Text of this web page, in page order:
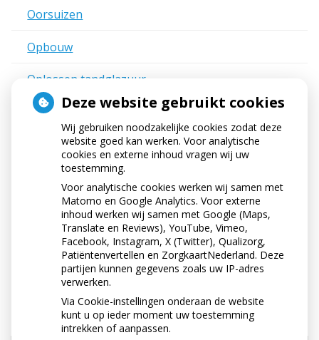
Oorsuizen
Opbouw
Oplossen tandglazuur
Opzetborstelkop
Orthodontie
Orthodontist
Ouderen
Overgeven
Overgevoeligheid
Overkappingsprothese
Deze website gebruikt cookies
Wij gebruiken noodzakelijke cookies zodat deze
website goed kan werken. Voor analytische
cookies en externe inhoud vragen wij uw
toestemming.
Voor analytische cookies werken wij samen met
Matomo en Google Analytics. Voor externe
inhoud werken wij samen met Google (Maps,
Translate en Reviews), YouTube, Vimeo,
Facebook, Instagram, X (Twitter), Qualizorg,
Patiëntenvertellen en ZorgkaartNederland. Deze
partijen kunnen gegevens zoals uw IP-adres
verwerken.
Via Cookie-instellingen onderaan de website
kunt u op ieder moment uw toestemming
intrekken of aanpassen.